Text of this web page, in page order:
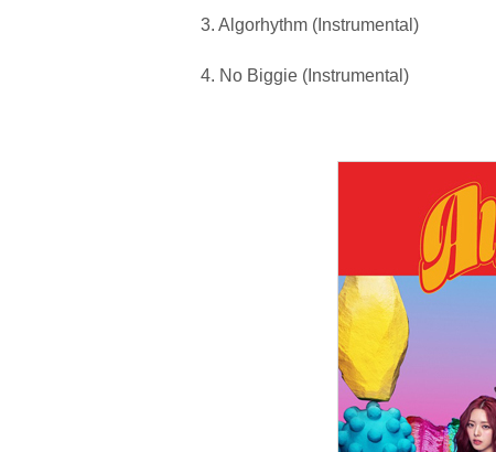
3. Algorhythm (Instrumental)
4. No Biggie (Instrumental)